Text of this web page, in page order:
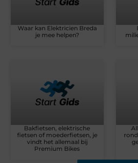
Waar kan Elektricien Breda
je mee helpen?
Bakfietsen, elektrische
fietsen of moederfietsen, je
vindt het allemaal bij
Premium Bikes